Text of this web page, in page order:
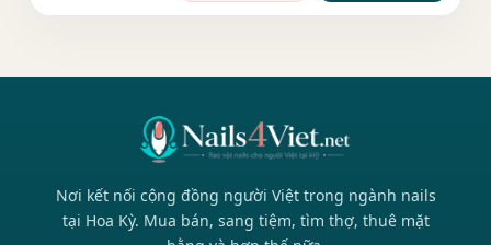
Nơi kết nối cộng đồng người Việt trong ngành nails
tại Hoa Kỳ. Mua bán, sang tiệm, tìm thợ, thuê mặt